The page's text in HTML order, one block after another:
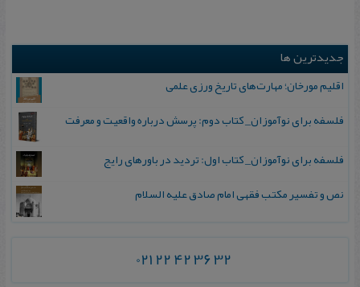
جدیدترین ها
اقلیم مورخان؛ مهارت‌های تاریخ ورزی علمی
فلسفه برای نوآموزان_ کتاب دوم: پرسش درباره واقعیت و معرفت
فلسفه برای نوآموزان_ کتاب اول: تردید در باورهای رایج
نص و تفسیر مکتب فقهی امام صادق علیه السلام
021 22 42 36 32